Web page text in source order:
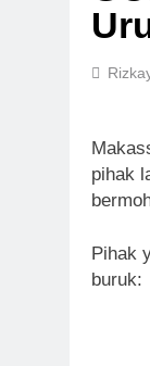
pihak
Pihak
buruk: